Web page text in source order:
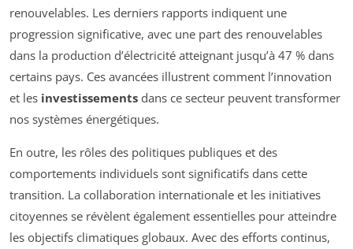
renouvelables. Les derniers rapports indiquent une
progression significative, avec une part des renouvelables
dans la production d’électricité atteignant jusqu’à 47 % dans
certains pays. Ces avancées illustrent comment l’innovation
et les investissements dans ce secteur peuvent transformer
nos systèmes énergétiques.
En outre, les rôles des politiques publiques et des
comportements individuels sont significatifs dans cette
transition. La collaboration internationale et les initiatives
citoyennes se révèlent également essentielles pour atteindre
les objectifs climatiques globaux. Avec des efforts continus,